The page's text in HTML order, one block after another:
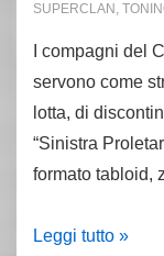
SUPERCLAN ,
I compagni del
servono come
lotta, di
“Sinistra
formato tabloid,
ILeggi tutto »